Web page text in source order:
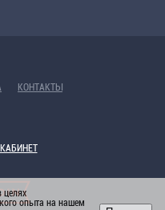
КОНТАКТЫ
опыта на нашем